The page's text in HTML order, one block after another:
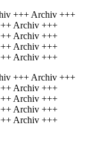
+++ Archiv +++
Archiv +++
Archiv +++
Archiv +++
Archiv +++
+++ Archiv +++
Archiv +++
Archiv +++
Archiv +++
Archiv +++